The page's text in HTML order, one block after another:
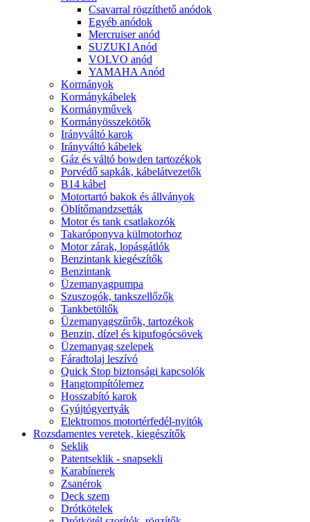
Csavarral rögzíthető anódok
Egyéb anódok
Mercruiser anód
SUZUKI Anód
VOLVO anód
YAMAHA Anód
Kormányok
Kormánykábelek
Kormányművek
Kormányösszekötők
Irányváltó karok
Irányváltó kábelek
Gáz és váltó bowden tartozékok
Porvédő sapkák, kábelátvezetők
B14 kábel
Motortartó bakok és állványok
Öblítőmandzsetták
Motor és tank csatlakozók
Takaróponyva külmotorhoz
Motor zárak, lopásgátlók
Benzintank kiegészítők
Benzintank
Üzemanyagpumpa
Szuszogók, tankszellőzők
Tankbetöltők
Üzemanyagszűrők, tartozékok
Benzin, dízel és kipufogócsövek
Üzemanyag szelepek
Fáradtolaj leszívó
Quick Stop biztonsági kapcsolók
Hangtompítólemez
Hosszabító karok
Gyújtógyertyák
Elektromos motortérfedél-nyitók
Rozsdamentes veretek, kiegészítők
Seklik
Patentseklik - snapsekli
Karabínerek
Zsanérok
Deck szem
Drótkötelek